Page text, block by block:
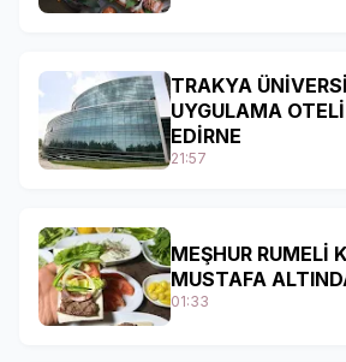
TRAKYA
UYGULAMA
EDİRNE
21:57
MEŞHUR RUMELİ
MUSTAFA
01:33